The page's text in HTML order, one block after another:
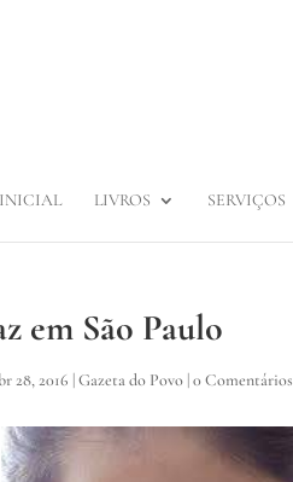
LIVROS SERVIÇOS
em São Paulo
28, 2016 |Gazeta do Povo |0 Comentários